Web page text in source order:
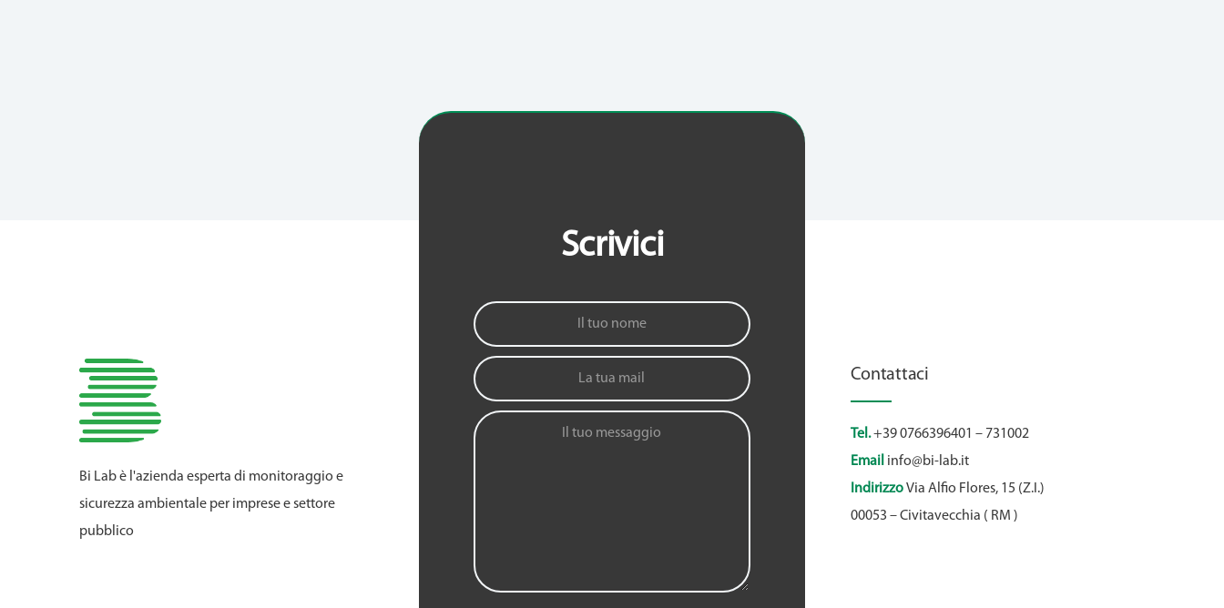
Bi Lab è l'azienda esperta di monitoraggio e
sicurezza ambientale per imprese e settore
pubblico
Scrivici
Contattaci
Tel.+39 0766396401 – 731002
Email info@bi-lab.it
IndirizzoVia Alfio Flores, 15 (Z.I.)
00053 – Civitavecchia ( RM )